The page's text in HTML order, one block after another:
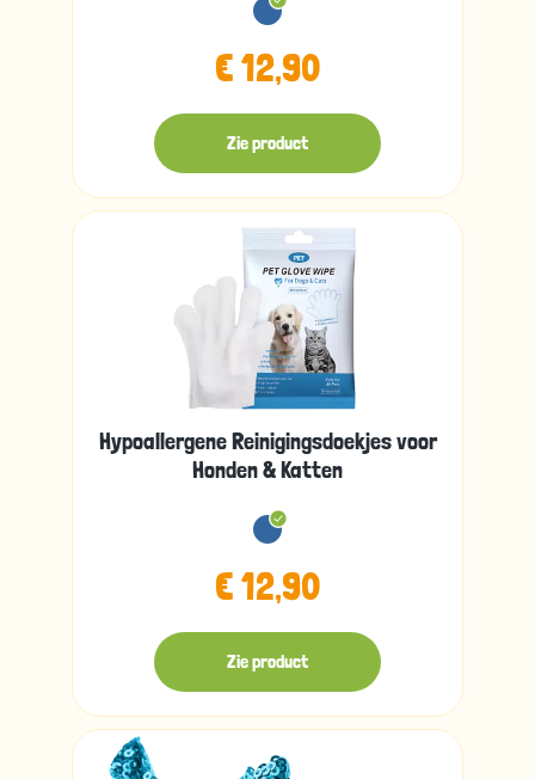
€ 12,90
Zie product
Hypoallergene Reinigingsdoekjes voor
Honden & Katten
€ 12,90
Zie product